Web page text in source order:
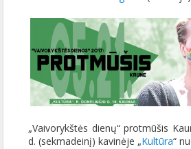
„Vaivorykštės dienų“ protmūšis
d. (sekmadeinį) kavinėje „Kultūra“